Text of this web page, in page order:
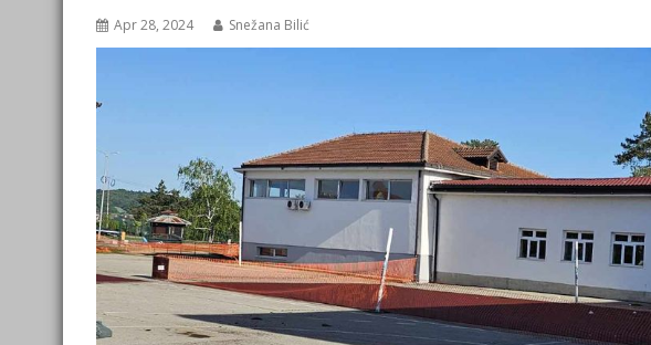
Apr 28, 2024 Snežana Bilić